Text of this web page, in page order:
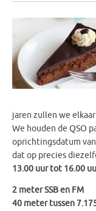
jaren zullen we
We houden de QSO
oprichtingsdatum
dat op precies
13.00 uur tot 16.00
2 meter SSB en FM
40 meter tussen